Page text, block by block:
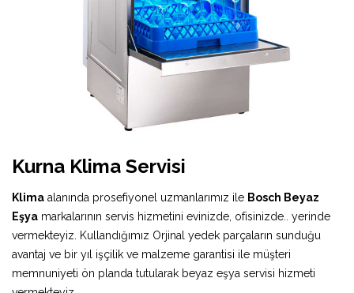
Kurna Klima Servisi
Klima alanında prosefiyonel uzmanlarımız ile Bosch Beyaz
Eşya markalarının servis hizmetini evinizde, ofisinizde.. yerinde
vermekteyiz. Kullandığımız Orjinal yedek parçaların sunduğu
avantaj ve bir yıl işçilik ve malzeme garantisi ile müşteri
memnuniyeti ön planda tutularak beyaz eşya servisi hizmeti